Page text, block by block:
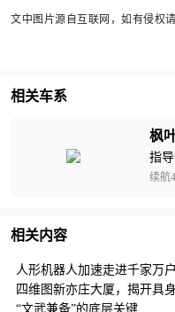
文中图片源自互联网，如有侵权请
相关车系
枫
指导
续航
相关内容
人形机器人加速走进千家万
四维图新亦庄大厦，揭开具
“文武兼备”的底层关键